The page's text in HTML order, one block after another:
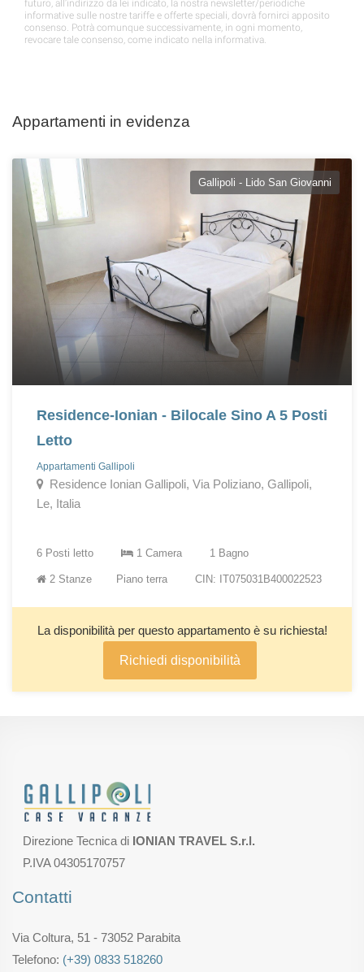
Appartamenti in evidenza
Gallipoli - Lido San Giovanni
Residence-Ionian - Bilocale Sino A 5 Posti
Letto
Appartamenti Gallipoli
Residence Ionian Gallipoli, Via Poliziano, Gallipoli,
Le, Italia
6 Posti letto 1 Camera 1 Bagno
2 Stanze Piano terra CIN: IT075031B400022523
La disponibilità per questo appartamento è su richiesta!
Richiedi disponibilità
Direzione Tecnica di IONIAN TRAVEL S.r.l.
P.IVA 04305170757
Contatti
Via Coltura, 51 - 73052 Parabita
Telefono: (+39) 0833 518260